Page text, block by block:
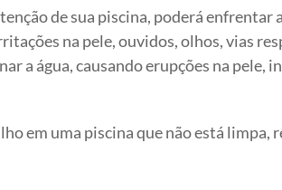
de sua piscina, poderá enfrentar
na pele, ouvidos, olhos, vias
a água, causando erupções na pele,
em uma piscina que não está limpa,